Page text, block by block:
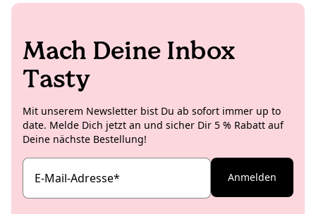
Mach Deine Inbox
Tasty
Mit unserem Newsletter bist Du ab sofort immer up to
date. Melde Dich jetzt an und sicher Dir 5 % Rabatt auf
Deine nächste Bestellung!
E-Mail-Adresse* Anmelden